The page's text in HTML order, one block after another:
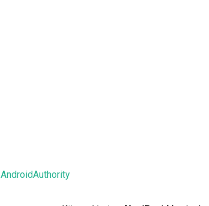
AndroidAuthority